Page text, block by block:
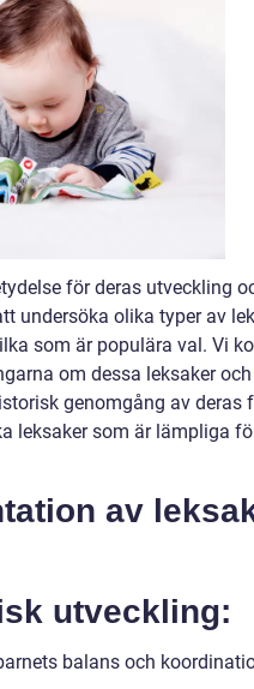
för deras utveckling
undersöka olika typer av
som är populära val. Vi
om dessa leksaker och
genomgång av deras
leksaker som är lämpliga
av
utveckling:
balans och